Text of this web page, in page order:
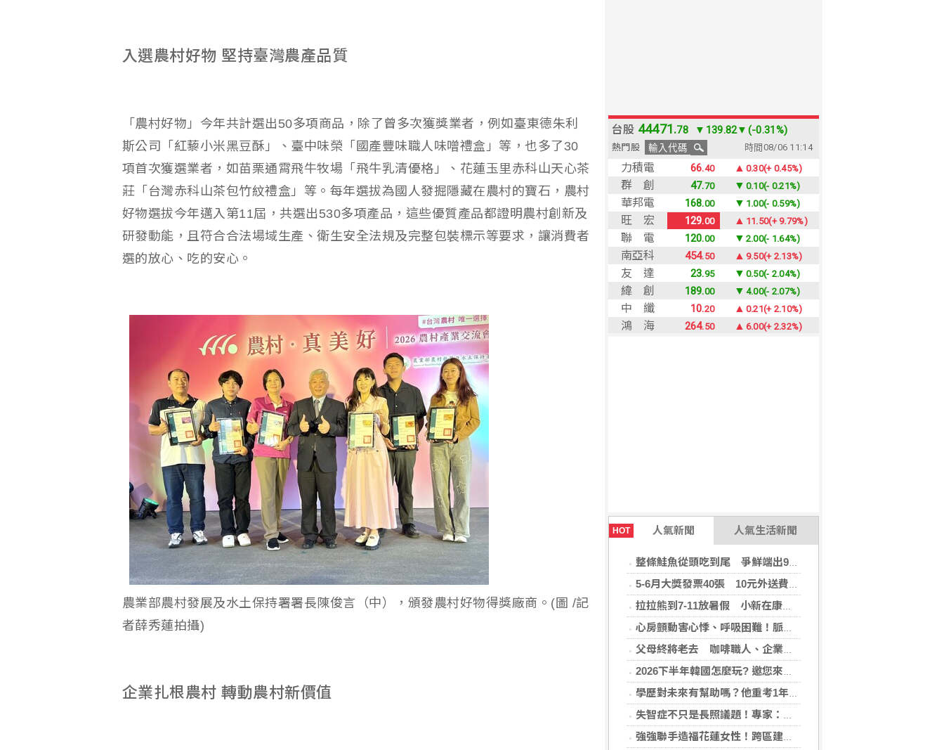
HOT 人氣新聞 人氣生活新聞
整條鮭魚從頭吃到尾 爭鮮端出9道新料理
5-6月大獎發票40張 10元外送費對中1千萬
拉拉熊到7-11放暑假 小新在康是美開雜貨店
心房顫動害心悸、呼吸困難！脈衝場電燒(PFA)手術助患者重拾生活品質
父母終將老去 咖啡職人、企業攜手公益 陪自閉症家庭走更遠
2026下半年韓國怎麼玩? 邀您來場韓國深度遊，還「遊」好康！
學歷對未來有幫助嗎？他重考1年上頂大「希望17歲就知道的人生真相」
失智症不只是長照議題！專家：生活中的金融、就業、司法都可能碰到
強強聯手造福花蓮女性！跨區建立生殖照護模式，備孕無後顧之憂
入選農村好物 堅持臺灣農產品質
「農村好物」今年共計選出50多項商品，除了曾多次獲獎業者，例如臺東德朱利
斯公司「紅藜小米黑豆酥」、臺中味榮「國產豐味職人味噌禮盒」等，也多了30
項首次獲選業者，如苗栗通霄飛牛牧場「飛牛乳清優格」、花蓮玉里赤科山天心茶
莊「台灣赤科山茶包竹紋禮盒」等。每年選拔為國人發掘隱藏在農村的寶石，農村
好物選拔今年邁入第11屆，共選出530多項產品，這些優質產品都證明農村創新及
研發動能，且符合合法場域生產、衛生安全法規及完整包裝標示等要求，讓消費者
選的放心、吃的安心。
農業部農村發展及水土保持署署長陳俊言（中），頒發農村好物得獎廠商。(圖 /記
者薛秀蓮拍攝)
企業扎根農村 轉動農村新價值